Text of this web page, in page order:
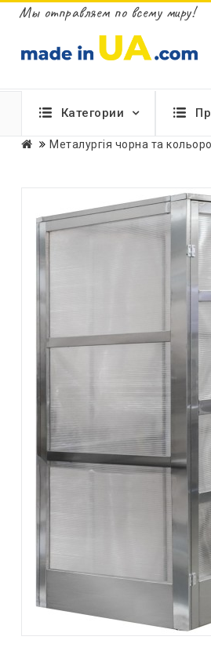
Мы отправляем по всему миру!
Категории
Металургія чорна та